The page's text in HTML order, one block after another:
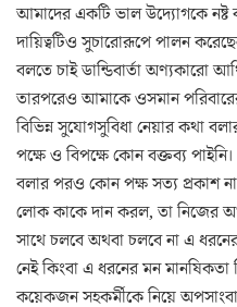
আমাদের একটি ভাল উদ্যোগকে নষ্ট
দায়িত্বটিও সুচারোরূপে পালন
বলতে চাই ডান্ডিবার্তা অণ্যকারো
তারপরেও আমাকে ওসমান
বিভিন্ন সুযোগসুবিধা নেয়ার কথা
পক্ষে ও বিপক্ষে কোন বক্তব্য
বলার পরও কোন পক্ষ সত্য প্রকাশ
লোক কাকে দান করল, তা নিজের
সাথে চলবে অথবা চলবে না এ
নেই কিংবা এ ধরনের মন
কয়েকজন সহকর্মীকে নিয়ে